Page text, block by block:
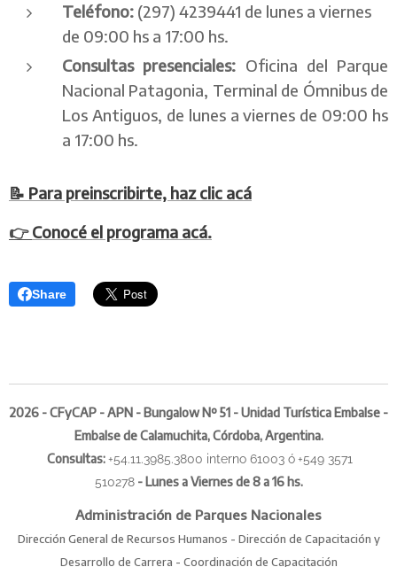
Teléfono: (297) 4239441 de lunes a viernes
de 09:00 hs a 17:00 hs.
Consultas presenciales: Oficina del Parque
Nacional Patagonia, Terminal de Ómnibus de
Los Antiguos, de lunes a viernes de 09:00 hs
a 17:00 hs.
📝 Para preinscribirte, haz clic acá
👉Conocé el programa acá.
Share
2026 - CFyCAP - APN - Bungalow Nº 51 - Unidad Turística Embalse -
Embalse de Calamuchita, Córdoba, Argentina.
Consultas:+54.11.3985.3800 interno 61003 ó+549 3571
510278- Lunes a Viernes de 8 a 16 hs.
Administración de Parques Nacionales
Dirección General de Recursos Humanos - Dirección de Capacitación y
Desarrollo de Carrera - Coordinación de Capacitación